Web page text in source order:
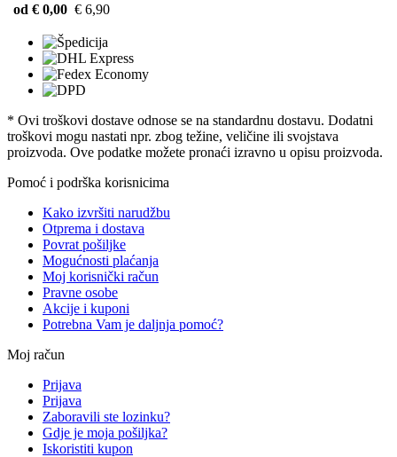
od € 0,00 € 6,90
* Ovi troškovi dostave odnose se na standardnu ​​dostavu. Dodatni
troškovi mogu nastati npr. zbog težine, veličine ili svojstava
proizvoda. Ove podatke možete pronaći izravno u opisu proizvoda.
Pomoć i podrška korisnicima
Kako izvršiti narudžbu
Otprema i dostava
Povrat pošiljke
Mogućnosti plaćanja
Moj korisnički račun
Pravne osobe
Akcije i kuponi
Potrebna Vam je daljnja pomoć?
Moj račun
Prijava
Prijava
Zaboravili ste lozinku?
Gdje je moja pošiljka?
Iskoristiti kupon